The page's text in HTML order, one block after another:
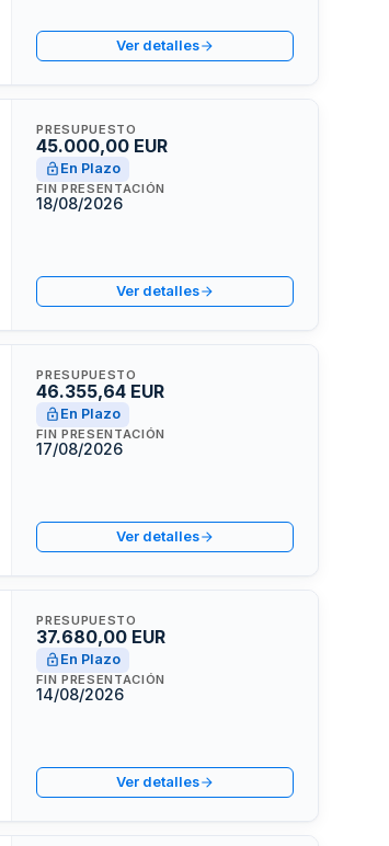
Ver detalles
PRESUPUESTO
45.000,00 EUR
En Plazo
FIN PRESENTACIÓN
18/08/2026
Ver detalles
PRESUPUESTO
46.355,64 EUR
En Plazo
FIN PRESENTACIÓN
17/08/2026
Ver detalles
PRESUPUESTO
37.680,00 EUR
En Plazo
FIN PRESENTACIÓN
14/08/2026
Ver detalles